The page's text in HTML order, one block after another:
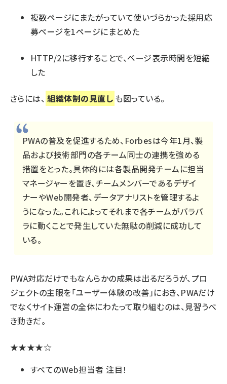
複数ページにまたがっていて使いづらかった採用応
募ページを1ページにまとめた
HTTP/2に移行することで、ページ表示時間を短縮
した
さらには、 組織体制の見直し も図っている。
PWAの普及を促進するため、Forbesは今年1月、製
品および技術部門の各チーム同士の連携を強める
措置をとった。具体的には各製品開発チームに担当
マネージャーを置き、チームメンバーであるデザイ
ナーやWeb開発者、データアナリストを管理するよ
うになった。これによってそれまで各チームがバラバ
ラに動くことで発生していた無駄の削減に成功して
いる。
PWA対応だけでもなんらかの成果は出るだろうが、プロ
ジェクトの主眼を「ユーザー体験の改善」におき、PWAだけ
でなくサイト運営の全体にわたって取り組むのは、見習うべ
き動きだ。
★★★★☆
すべてのWeb担当者 注目！